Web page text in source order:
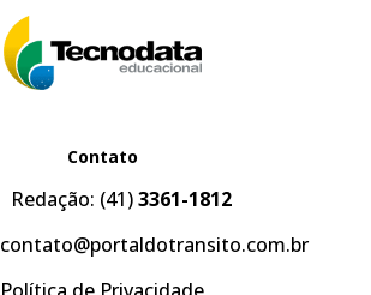
Contato
Redação: (41)3361-1812
contato@portaldotransito.com.br